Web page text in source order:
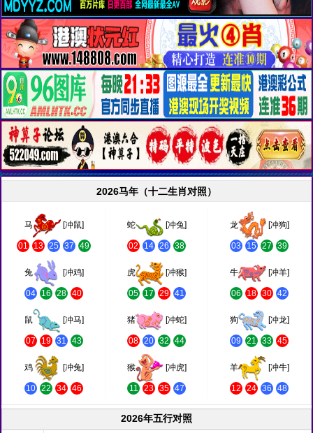
2026马年（十二生肖对照）
马 [冲鼠]
01 13 25 37 49
蛇 [冲兔]
02 14 26 38
龙 [冲狗]
03 15 27 39
兔 [冲鸡]
04 16 28 40
虎 [冲猴]
05 17 29 41
牛 [冲羊]
06 18 30 42
鼠 [冲马]
07 19 31 43
猪 [冲蛇]
08 20 32 44
狗 [冲龙]
09 21 33 45
鸡 [冲兔]
10 22 34 46
猴 [冲虎]
11 23 35 47
羊 [冲牛]
12 24 36 48
2026年五行对照